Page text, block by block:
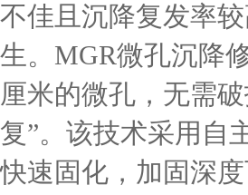
不佳且沉降复发率
生。MGR微孔沉降
厘米的微孔，无需
复”。该技术采用自
快速固化，加固深